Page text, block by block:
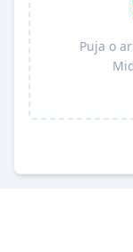
Puja o